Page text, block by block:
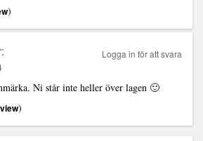
)
Ni står inte heller över lagen 🙂
view)
Logga in för att svara